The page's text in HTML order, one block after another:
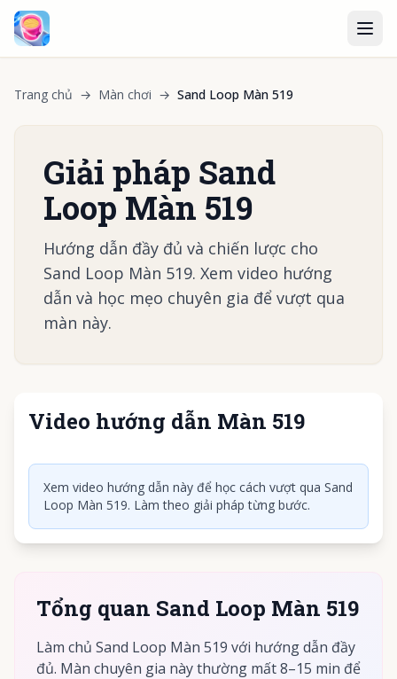
Trang chủ → Màn chơi → Sand Loop Màn 519
Giải pháp Sand
Loop Màn 519
Hướng dẫn đầy đủ và chiến lược cho
Sand Loop Màn 519. Xem video hướng
dẫn và học mẹo chuyên gia để vượt qua
màn này.
Video hướng dẫn Màn 519
Nhấn để phát video
Xem video hướng dẫn này để học cách vượt qua Sand
Loop Màn 519. Làm theo giải pháp từng bước.
Tổng quan Sand Loop Màn 519
Làm chủ Sand Loop Màn 519 với hướng dẫn đầy
đủ. Màn chuyên gia này thường mất 8–15 min để